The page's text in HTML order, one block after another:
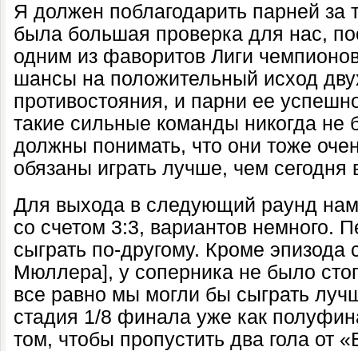
Я должен поблагодарить парней за
была большая проверка для нас,
одним из фаворитов Лиги
шансы на положительный исход
противостояния, и парни ее
такие сильные команды никогда не
должны понимать, что они тоже
обязаны играть лучше, чем сегодня
Для выхода в следующий раунд
со счетом 3:3, вариантов немного.
сыграть по-другому. Кроме эпизода
Мюллера], у соперника не было
все равно мы могли бы сыграть
стадия 1/8 финала уже как
том, чтобы пропустить два гола от